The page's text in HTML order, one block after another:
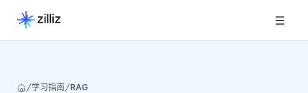
学习指南 RAG